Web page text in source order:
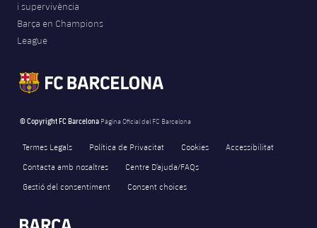
i supervivència
Barça en Champions
League
© Copyright FC Barcelona Pàgina Oficial del FC Barcelona
Termes Legals Política de Privacitat Cookies
Accessibilitat
Contacta amb nosaltres
Centre D’ajuda/FAQs
Gestió del consentiment
Consent choices